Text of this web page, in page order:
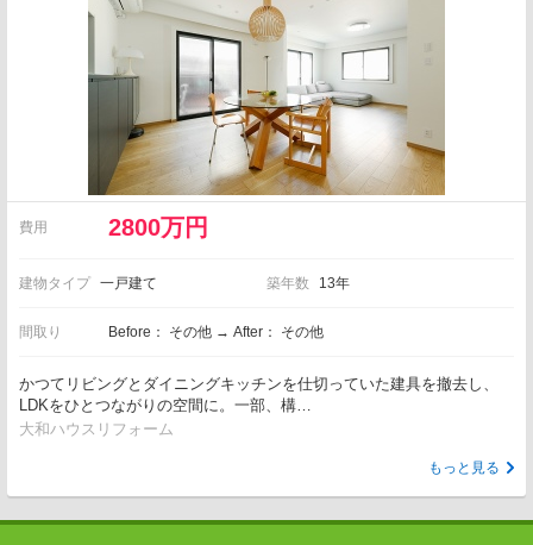
費用 2800万円
建物タイプ 一戸建て 築年数 13年
間取り Before： その他 → After： その他
かつてリビングとダイニングキッチンを仕切っていた建具を撤去し、
LDKをひとつながりの空間に。一部、構…
大和ハウスリフォーム
もっと見る